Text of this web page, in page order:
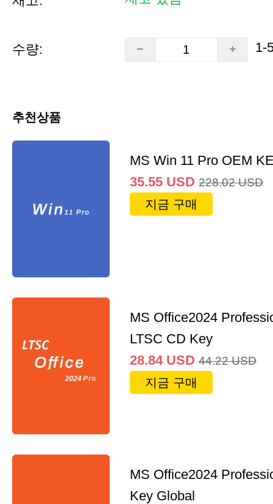
수량: 1-
추천상품
MS Win 11 Pro OEM
35.55 USD 228.02 USD
지금 구매
MS Office2024
LTSC CD Key
28.84 USD 44.22 USD
지금 구매
MS Office2024
Key Global